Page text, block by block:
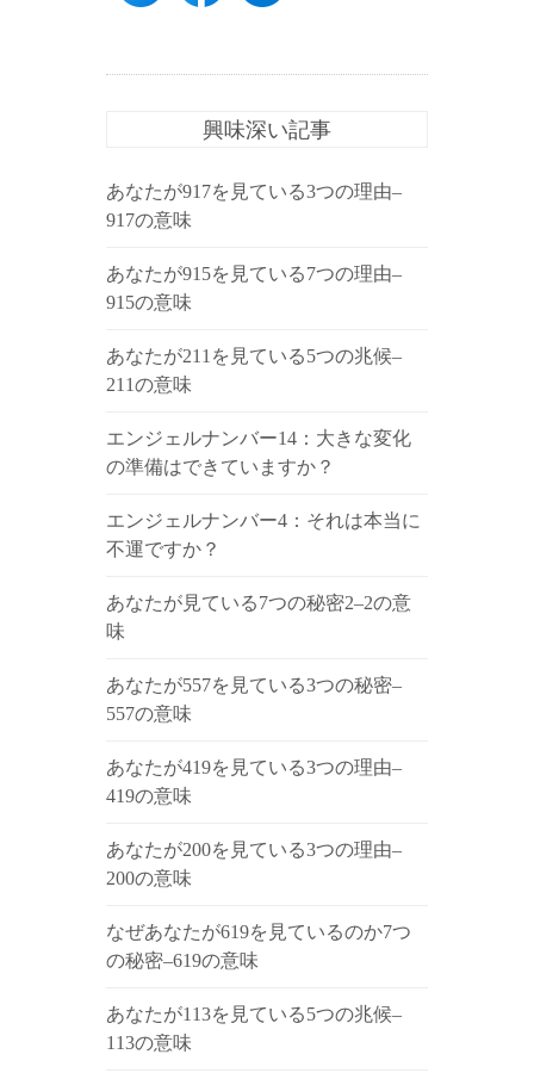
興味深い記事
あなたが917を見ている3つの理由–
917の意味
あなたが915を見ている7つの理由–
915の意味
あなたが211を見ている5つの兆候–
211の意味
エンジェルナンバー14：大きな変化
の準備はできていますか？
エンジェルナンバー4：それは本当に
不運ですか？
あなたが見ている7つの秘密2–2の意
味
あなたが557を見ている3つの秘密–
557の意味
あなたが419を見ている3つの理由–
419の意味
あなたが200を見ている3つの理由–
200の意味
なぜあなたが619を見ているのか7つ
の秘密–619の意味
あなたが113を見ている5つの兆候–
113の意味